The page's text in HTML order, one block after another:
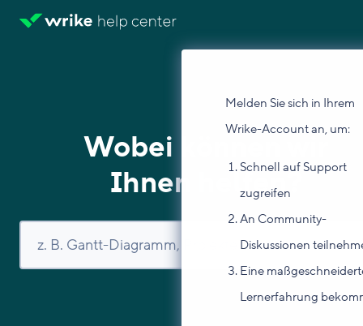
Melden Sie sich in Ihrem
Wrike-Account an, um:
Schnell auf Support
zugreifen
An Community-
Diskussionen
Eine
Lernerfahrung
Wobei können wir
Ihnen helfen?